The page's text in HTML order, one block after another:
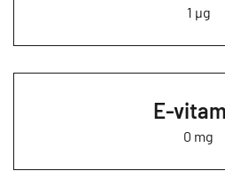
1 µg
E-
0 mg